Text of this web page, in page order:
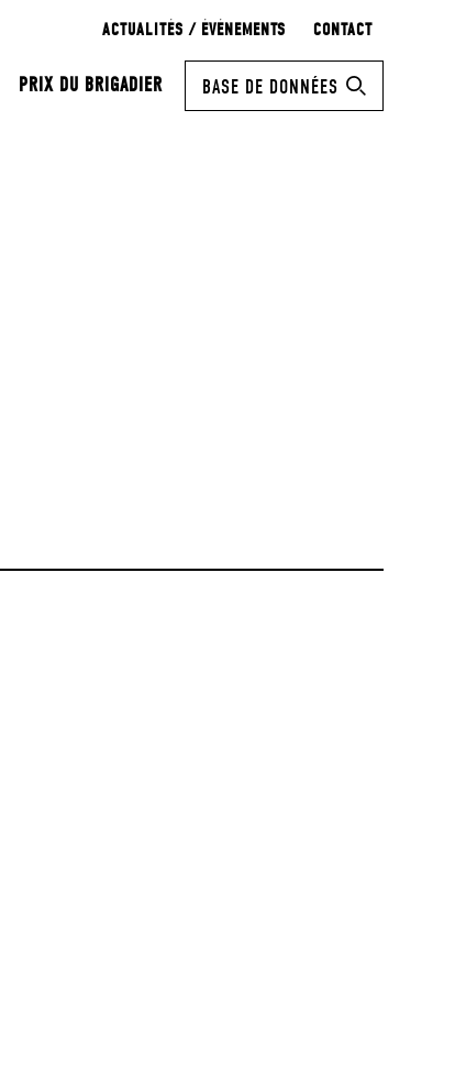
ACTUALITÉS / ÉVÉNEMENTS CONTACT
PRIX DU BRIGADIER BASE DE DONNÉES